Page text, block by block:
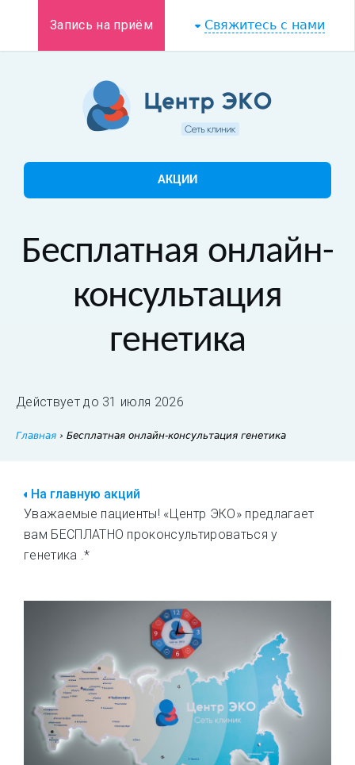
Свяжитесь с нами
Запись на приём
АКЦИИ
Бесплатная онлайн-
консультация
генетика
Действует до 31 июля 2026
Главная › Бесплатная онлайн-консультация генетика
На главную акций
Уважаемые пациенты! «Центр ЭКО» предлагает
вам БЕСПЛАТНО проконсультироваться у
генетика .*